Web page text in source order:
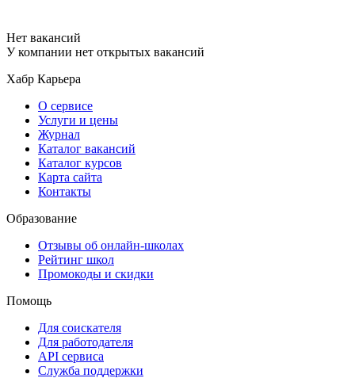
Нет вакансий
У компании нет открытых вакансий
Хабр Карьера
О сервисе
Услуги и цены
Журнал
Каталог вакансий
Каталог курсов
Карта сайта
Контакты
Образование
Отзывы об онлайн-школах
Рейтинг школ
Промокоды и скидки
Помощь
Для соискателя
Для работодателя
API сервиса
Служба поддержки